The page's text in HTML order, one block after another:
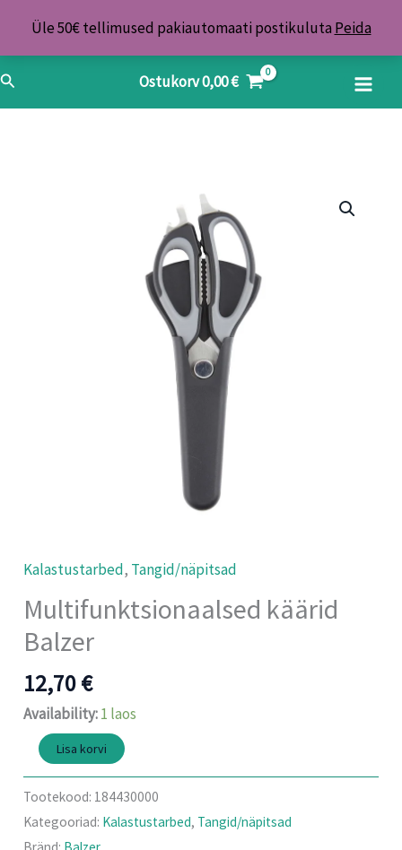
Üle 50€ tellimused pakiautomaati postikuluta Peida
content
Search Ostukorv0,00€
Kalastustarbed, Tangid/näpitsad
Multifunktsionaalsed käärid
Balzer
12,70€
Availability:1 laos
Lisa korvi
Tootekood: 184430000
Kategooriad: Kalastustarbed, Tangid/näpitsad
Bränd: Balzer